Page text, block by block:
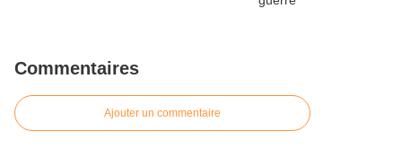
Commentaires
Ajouter un commentaire